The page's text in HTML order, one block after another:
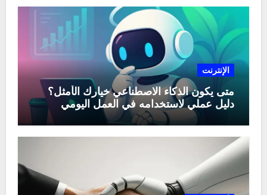
الإنترنت
متى يكون الذكاء الاصطناعي خيارك الأمثل؟
دليل عملي لاستخدامه في العمل اليومي